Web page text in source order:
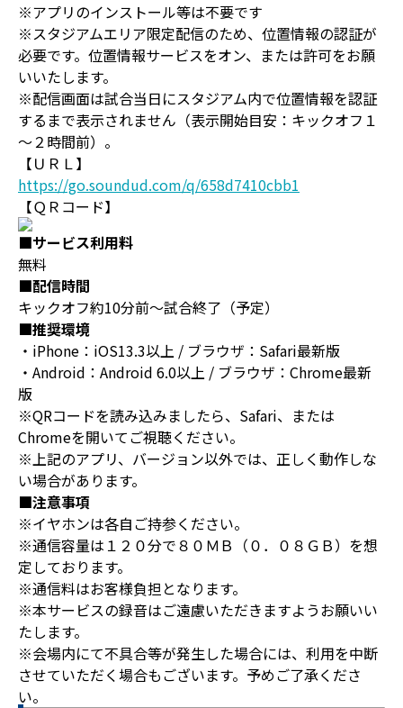
※アプリのインストール等は不要です
※スタジアムエリア限定配信のため、位置情報の認証が
必要です。位置情報サービスをオン、または許可をお願
いいたします。
※配信画面は試合当日にスタジアム内で位置情報を認証
するまで表示されません（表示開始目安：キックオフ１
～２時間前）。
【ＵＲＬ】
https://go.soundud.com/q/658d7410cbb1
【ＱＲコード】
■サービス利用料
無料
■配信時間
キックオフ約10分前～試合終了（予定）
■推奨環境
・iPhone：iOS13.3以上 / ブラウザ：Safari最新版
・Android：Android 6.0以上 / ブラウザ：Chrome最新
版
※QRコードを読み込みましたら、Safari、または
Chromeを開いてご視聴ください。
※上記のアプリ、バージョン以外では、正しく動作しな
い場合があります。
■注意事項
※イヤホンは各自ご持参ください。
※通信容量は１２０分で８０ＭＢ（０．０８ＧＢ）を想
定しております。
※通信料はお客様負担となります。
※本サービスの録音はご遠慮いただきますようお願いい
たします。
※会場内にて不具合等が発生した場合には、利用を中断
させていただく場合もございます。予めご了承くださ
い。